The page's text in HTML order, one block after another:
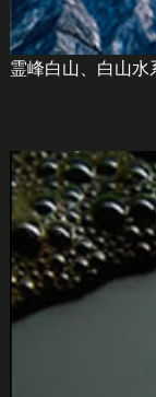
霊峰白山、白山水